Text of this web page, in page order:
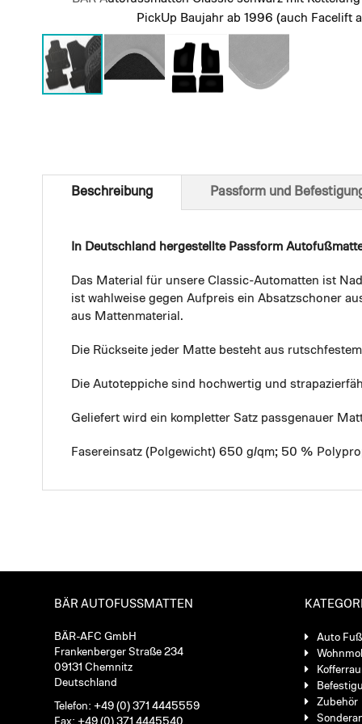
PickUp Baujahr ab 1996 (auch Facelift
of
Beschreibung
In Deutschland hergestellte Passform
Das Material für unsere Classic-Automatten ist
ist wahlweise gegen Aufpreis ein Absatzschoner
aus Mattenmaterial.
Die Rückseite jeder Matte besteht aus
Die Autoteppiche sind hochwertig und
Geliefert wird ein kompletter Satz passgenauer
Fasereinsatz (Polgewicht) 650 g/qm; 50 %
Passform und
BÄR AUTOFUSSMATTEN
BÄR-AFC GmbH
Frankenberger Straße 234
09131 Chemnitz
Deutschland
Telefon: +49 (0) 371 4445559
Fax: +49 (0) 371 4445540
Auto
Zubehör